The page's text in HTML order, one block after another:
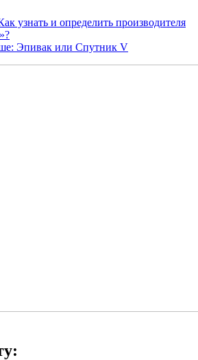
узнать и определить производителя
Эпивак или Спутник V